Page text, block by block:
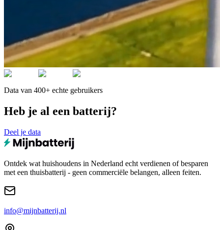
Data van 400+ echte gebruikers
Heb je al een batterij?
Deel je data
Ontdek wat huishoudens in Nederland echt verdienen of besparen
met een thuisbatterij - geen commerciële belangen, alleen feiten.
info@mijnbatterij.nl